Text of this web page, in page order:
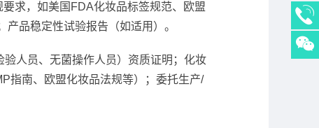
求，如美国FDA化妆品标签规范、欧盟
品稳定性试验报告（如适用）。
人员、无菌操作人员）资质证明；化妆
指南、欧盟化妆品法规等）；委托生产/